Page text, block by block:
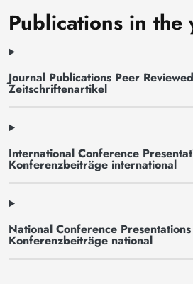
Publications in
Journal Publications Peer
Zeitschriftenartikel
International Conference
Konferenzbeiträge international
National Conference
Konferenzbeiträge national